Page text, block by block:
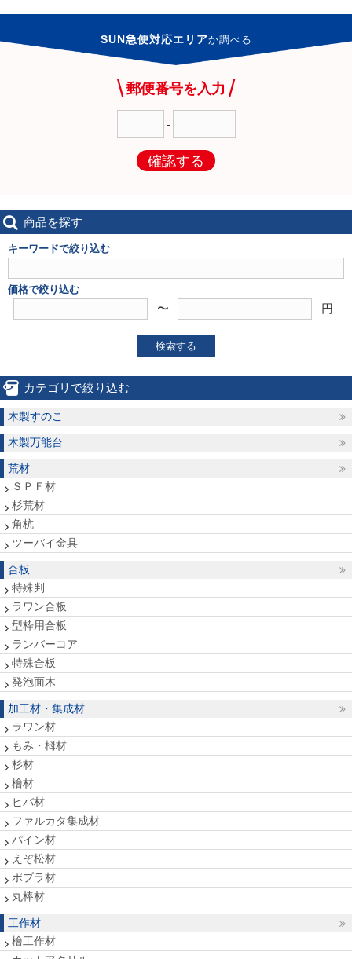
SUN急便対応エリアか調べる
郵便番号を入力
-
確認する
商品を探す
キーワードで絞り込む
価格で絞り込む
〜 円
検索する
カテゴリで絞り込む
木製すのこ
木製万能台
荒材
ＳＰＦ材
杉荒材
角杭
ツーバイ金具
合板
特殊判
ラワン合板
型枠用合板
ランバーコア
特殊合板
発泡面木
加工材・集成材
ラワン材
もみ・栂材
杉材
檜材
ヒバ材
ファルカタ集成材
パイン材
えぞ松材
ポプラ材
丸棒材
工作材
檜工作材